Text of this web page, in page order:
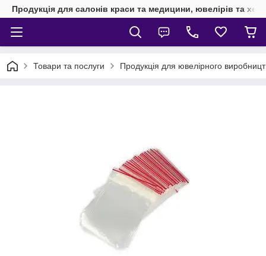
Продукція для салонів краси та медицини, ювелірів та
Товари та послуги Продукція для ювелірного